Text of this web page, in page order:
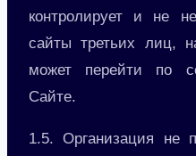
контролирует и не
сайты третьих лиц,
может перейти по
Сайте.
1.5. Организация не